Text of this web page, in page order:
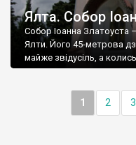
Ялта. Собор
Собор Іоанна Златоуста
Ялти. Його 45-метрова
майже звідусіль, а
1 2 3